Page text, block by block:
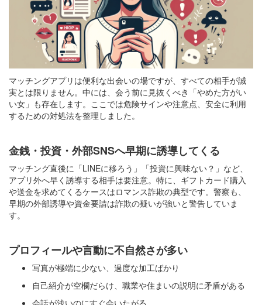
マッチングアプリは便利な出会いの場ですが、すべての相手が誠
実とは限りません。中には、会う前に見抜くべき「やめた方がい
い女」も存在します。ここでは危険サインや注意点、安全に利用
するための対処法を整理しました。
金銭・投資・外部SNSへ早期に誘導してくる
マッチング直後に「LINEに移ろう」「投資に興味ない？」など、
アプリ外へ早く誘導する相手は要注意。特に、ギフトカード購入
や送金を求めてくるケースはロマンス詐欺の典型です。警察も、
早期の外部誘導や資金要請は詐欺の疑いが強いと警告していま
す。
プロフィールや言動に不自然さが多い
写真が極端に少ない、過度な加工ばかり
自己紹介が空欄だらけ、職業や住まいの説明に矛盾がある
会話が浅いのにすぐ会いたがる